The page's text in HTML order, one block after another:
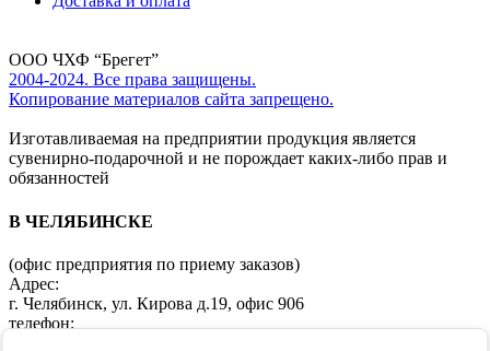
ООО ЧХФ “Брегет”
2004-2024. Все права защищены.
Копирование материалов сайта запрещено.
Изготавливаемая на предприятии продукция является
сувенирно-подарочной и не порождает каких-либо прав и
обязанностей
В ЧЕЛЯБИНСКЕ
(офис предприятия по приему заказов)
Адрес:
г. Челябинск, ул. Кирова д.19, офис 906
телефон: